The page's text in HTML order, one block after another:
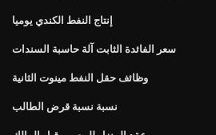
إنتاج النفط الكندي يوميا
سعر الفائدة الثابت آلة حاسبة السندات
وظائف حقل النفط مينوت الثانية
نسبة نسبة قرض الطالب